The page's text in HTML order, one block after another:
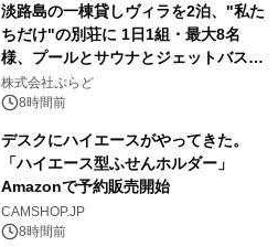
淡路島の一棟貸しヴィラを2泊、"私た
ちだけ"の別荘に 1日1組・最大8名
様、プールとサウナとジェットバス付
きで Villa Mon Temps AWAJIの連泊
素泊りプラン
株式会社ぷらど
8時間前
デスクにハイエースがやってきた。
「ハイエース型ふせんホルダー」
Amazonで予約販売開始
CAMSHOP.JP
8時間前